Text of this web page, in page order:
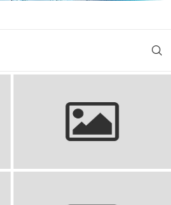
Składy Piast Gliwice vs Lechia
Gdańsk: Kluczowe zestawienia i